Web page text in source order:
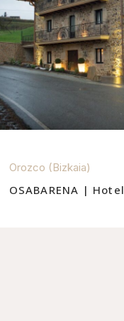
Orozco (Bizkaia)
OSABARENA | Hotel